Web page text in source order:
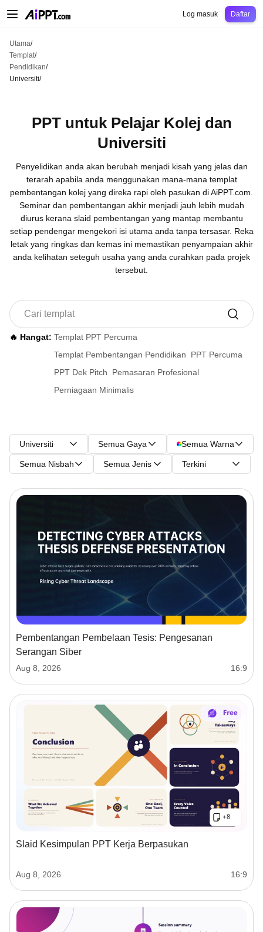
PendidikanGuru
Log masuk Daftar
Utama/
Templat/
Pendidikan/
Universiti/
PPT untuk Pelajar Kolej dan
Universiti
Penyelidikan anda akan berubah menjadi kisah yang jelas dan
terarah apabila anda menggunakan mana-mana templat
pembentangan kolej yang direka rapi oleh pasukan di AiPPT.com.
Seminar dan pembentangan akhir menjadi jauh lebih mudah
diurus kerana slaid pembentangan yang mantap membantu
setiap pendengar mengekori isi utama anda tanpa tersasar. Reka
letak yang ringkas dan kemas ini memastikan penyampaian akhir
anda kelihatan seteguh usaha yang anda curahkan pada projek
tersebut.
🔥 Hangat: Templat PPT Percuma
Templat Pembentangan Pendidikan
PPT Percuma
PPT Dek Pitch
Pemasaran Profesional
Perniagaan Minimalis
Universiti Semua Gaya Semua Warna
Semua Nisbah Semua Jenis Terkini
Pembentangan Pembelaan Tesis: Pengesanan
Serangan Siber
Aug 8, 2026 16:9
Slaid Kesimpulan PPT Kerja Berpasukan
Aug 8, 2026 16:9